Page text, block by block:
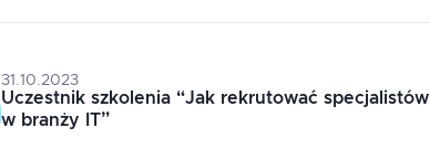
31.10.2023
Uczestnik szkolenia “Jak rekrutować specjalistów
w branży IT”